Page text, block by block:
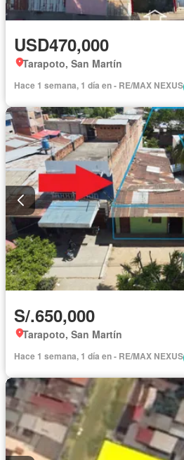
USD470,000
Tarapoto, San Martín
Hace 1 semana, 1 día en - RE/MAX NEXUS
S/.650,000
Tarapoto, San Martín
Hace 1 semana, 1 día en - RE/MAX NEXUS